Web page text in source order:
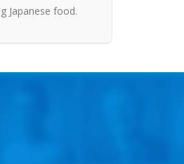
Japanese food.